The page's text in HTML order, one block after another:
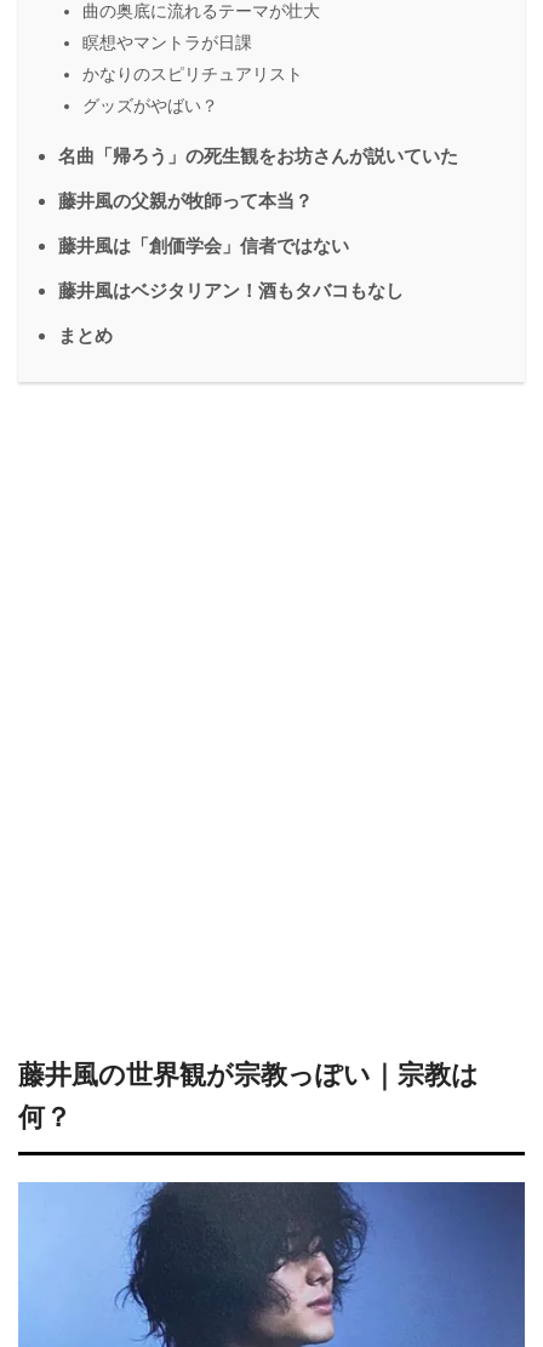
曲の奥底に流れるテーマが壮大
瞑想やマントラが日課
かなりのスピリチュアリスト
グッズがやばい？
名曲「帰ろう」の死生観をお坊さんが説いていた
藤井風の父親が牧師って本当？
藤井風は「創価学会」信者ではない
藤井風はベジタリアン！酒もタバコもなし
まとめ
藤井風の世界観が宗教っぽい｜宗教は
何？